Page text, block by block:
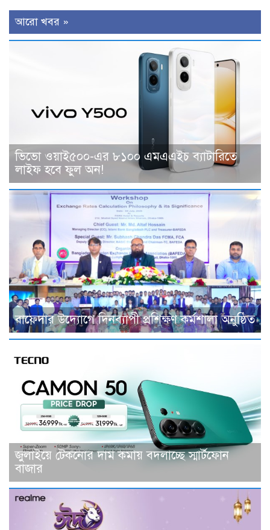
আরো খবর »
ভিভো ওয়াই৫০০-এর ৮১০০ এমএএইচ ব্যাটারিতে
লাইফ হবে ফুল অন!
বাফেদার উদ্যোগে দিনব্যাপী প্রশিক্ষণ কর্মশালা অনুষ্ঠিত
জুলাইয়ে টেকনোর দাম কমায় বদলাচ্ছে স্মার্টফোন
বাজার